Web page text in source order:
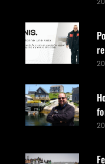
Merci
changé ma
Pour Denis –
redonné
2026-07-14
et des